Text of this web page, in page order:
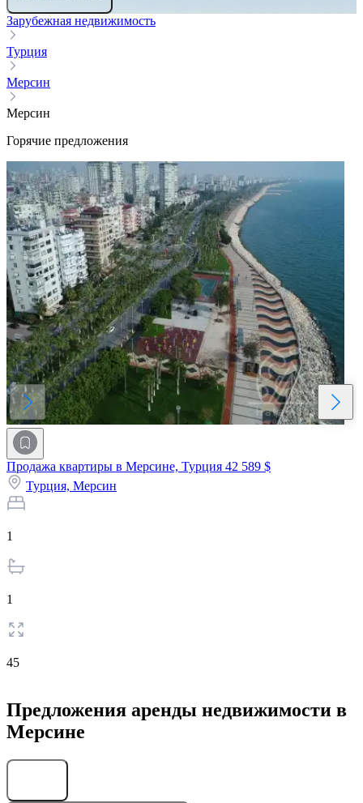
Зарубежная недвижимость
Турция
Мерсин
Мерсин
Горячие предложения
Продажа квартиры в Мерсине, Турция 42 589 $
Турция, Мерсин
1
1
45
Предложения аренды недвижимости в
Мерсине